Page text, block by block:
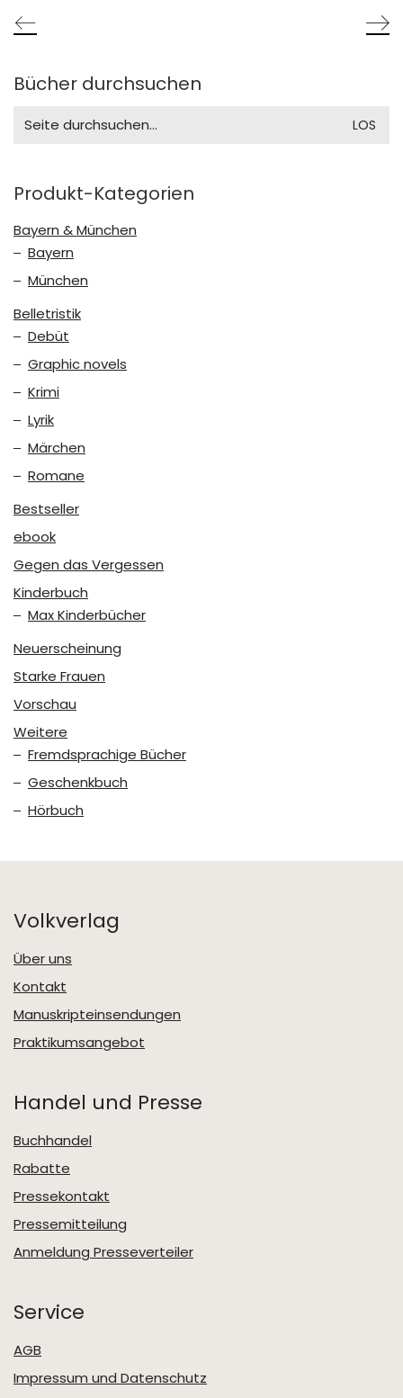
Bücher durchsuchen
for:
Produkt-Kategorien
Bayern & München
Bayern
München
Belletristik
Debüt
Graphic novels
Krimi
Lyrik
Märchen
Romane
Bestseller
ebook
Gegen das Vergessen
Kinderbuch
Max Kinderbücher
Neuerscheinung
Starke Frauen
Vorschau
Weitere
Fremdsprachige Bücher
Geschenkbuch
Hörbuch
Volkverlag
Über uns
Kontakt
Manuskripteinsendungen
Praktikumsangebot
Handel und Presse
Buchhandel
Rabatte
Pressekontakt
Pressemitteilung
Anmeldung Presseverteiler
Service
AGB
Impressum und Datenschutz